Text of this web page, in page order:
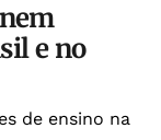
e no
de ensino na